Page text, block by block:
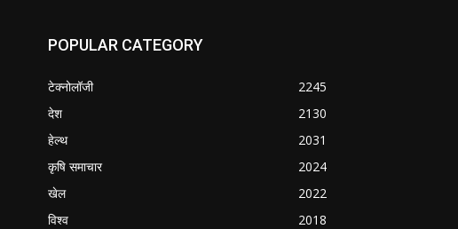
POPULAR CATEGORY
टेक्नोलॉजी
2245
देश
2130
हेल्थ
2031
कृषि समाचार
2024
खेल
2022
विश्व
2018